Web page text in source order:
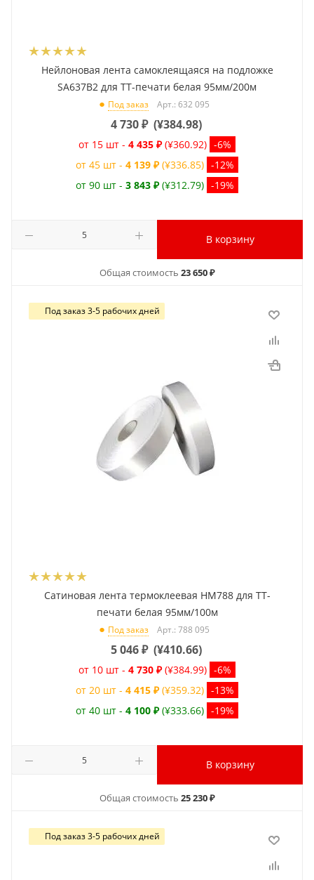
Нейлоновая лента самоклеящаяся на подложке
SA637B2 для ТТ-печати белая 95мм/200м
Под заказ Арт.: 632 095
4 730₽ (¥384.98)
от 15 шт - 4 435 ₽ (¥360.92) -6%
от 45 шт - 4 139 ₽ (¥336.85) -12%
от 90 шт - 3 843 ₽ (¥312.79) -19%
В корзину
Общая стоимость 23 650 ₽
Под заказ 3-5 рабочих дней
Сатиновая лента термоклеевая HM788 для ТТ-
печати белая 95мм/100м
Под заказ Арт.: 788 095
5 046₽ (¥410.66)
от 10 шт - 4 730 ₽ (¥384.99) -6%
от 20 шт - 4 415 ₽ (¥359.32) -13%
от 40 шт - 4 100 ₽ (¥333.66) -19%
В корзину
Общая стоимость 25 230 ₽
Под заказ 3-5 рабочих дней